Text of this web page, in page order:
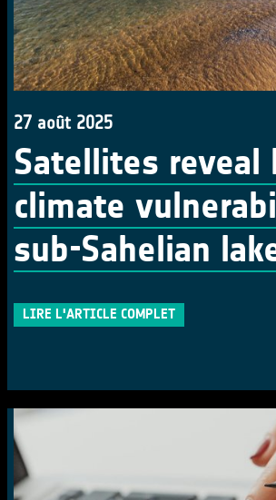
27 août 2025
Satellites reveal
climate
sub-Sahelian
LIRE L'ARTICLE COMPLET